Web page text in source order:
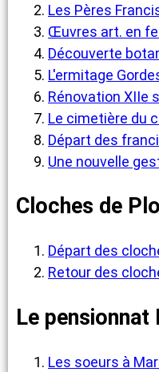
Les Pères
Œuvres art. en
Découverte
L'ermitage
Rénovation XIIe
Le cimetière du
Départ des
Une nouvelle
Cloches de
Départ des
Retour des
Le
Les soeurs à